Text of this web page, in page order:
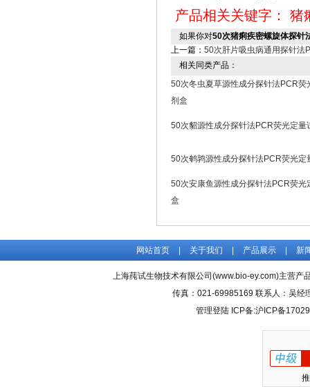
产品相关关键字： 猪
如果你对50次猪痢疾密螺旋体探针
上一篇： 50次肝片吸虫病通用探针法
相关同类产品：
50次冬虫夏草源性成分探针法PCR荧
剂盒
50次貂源性成分探针法PCR荧光定量
50次鹌鹑源性成分探针法PCR荧光定
50次安康鱼源性成分探针法PCR荧光
盒
网站首页 关于我们 产品展示 新
上海莼试生物技术有限公司(www.bio-ey.com)主营产
传真：021-69985169 联系人：吴经
管理登陆 ICP备:沪ICP备